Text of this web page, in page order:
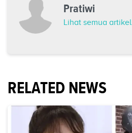
Pratiwi
Lihat semua artikel
RELATED NEWS